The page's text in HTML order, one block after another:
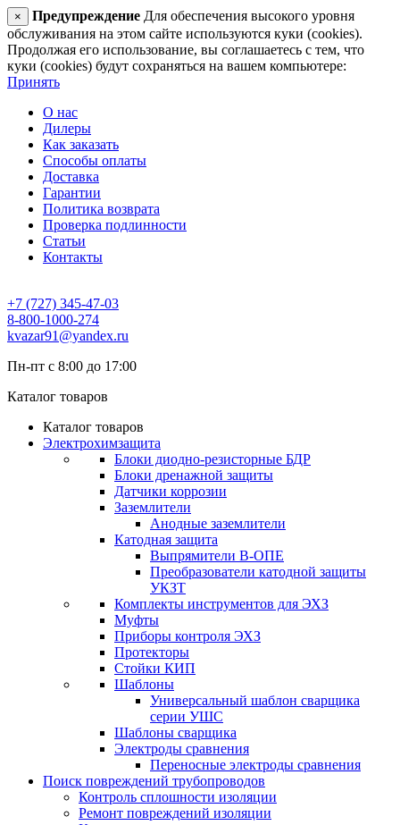
× Предупреждение Для обеспечения высокого уровня
обслуживания на этом сайте используются куки (cookies).
Продолжая его использование, вы соглашаетесь с тем, что
куки (cookies) будут сохраняться на вашем компьютере:
Принять
О нас
Дилеры
Как заказать
Способы оплаты
Доставка
Гарантии
Политика возврата
Проверка подлинности
Статьи
Контакты
+7 (727) 345-47-03
8-800-1000-274
kvazar91@yandex.ru
Пн-пт с 8:00 до 17:00
Каталог товаров
Каталог товаров
Электрохимзащита
Блоки диодно-резисторные БДР
Блоки дренажной защиты
Датчики коррозии
Заземлители
Анодные заземлители
Катодная защита
Выпрямители В-ОПЕ
Преобразователи катодной защиты
УКЗТ
Комплекты инструментов для ЭХЗ
Муфты
Приборы контроля ЭХЗ
Протекторы
Стойки КИП
Шаблоны
Универсальный шаблон сварщика
серии УШС
Шаблоны сварщика
Электроды сравнения
Переносные электроды сравнения
Поиск повреждений трубопроводов
Контроль сплошности изоляции
Ремонт повреждений изоляции